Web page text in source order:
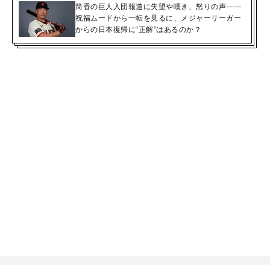
筒香の巨人入団報道に失望や嘆き、怒りの声――
祝福ムードから一転を見るに、メジャーリーガー
からの日本復帰に“正解”はあるのか？